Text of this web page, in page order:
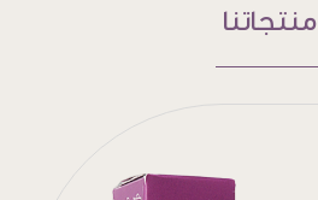
منتجاتنا